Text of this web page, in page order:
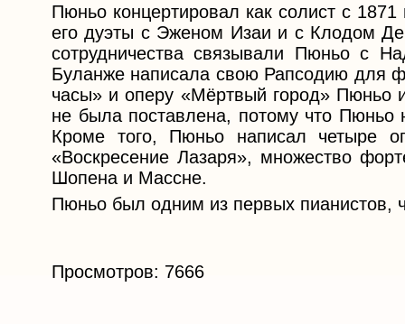
Пюньо концертировал как солист с
его дуэты с Эженом Изаи и с Клодом
сотрудничества связывали Пюньо с
Буланже написала свою Рапсодию для
часы» и оперу «Мёртвый город» Пюньо
не была поставлена, потому что Пюньо
Кроме того, Пюньо написал четыре
«Воскресение Лазаря», множество
Шопена и Массне.
Пюньо был одним из первых пианистов,
Просмотров: 7666